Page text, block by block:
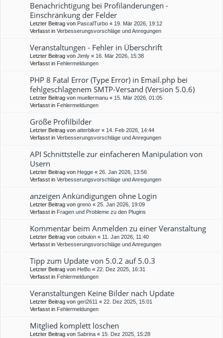
Benachrichtigung bei Profiländerungen -
Einschränkung der Felder
Letzter Beitrag von PascalTurbo « 19. Mär 2026, 19:12
Verfasst in Verbesserungsvorschläge und Anregungen
Veranstaltungen - Fehler in Überschrift
Letzter Beitrag von Jimly « 16. Mär 2026, 15:38
Verfasst in Fehlermeldungen
PHP 8 Fatal Error (Type Error) in Email.php bei
fehlgeschlagenem SMTP-Versand (Version 5.0.6)
Letzter Beitrag von muellermanu « 15. Mär 2026, 01:05
Verfasst in Fehlermeldungen
Größe Profilbilder
Letzter Beitrag von atterbiker « 14. Feb 2026, 14:44
Verfasst in Verbesserungsvorschläge und Anregungen
API Schnittstelle zur einfacheren Manipulation von
Usern
Letzter Beitrag von Hegge « 26. Jan 2026, 13:56
Verfasst in Verbesserungsvorschläge und Anregungen
anzeigen Ankündigungen ohne Login
Letzter Beitrag von greno « 25. Jan 2026, 19:09
Verfasst in Fragen und Probleme zu den Plugins
Kommentar beim Anmelden zu einer Veranstaltung
Letzter Beitrag von cebulon « 11. Jan 2026, 11:40
Verfasst in Verbesserungsvorschläge und Anregungen
Tipp zum Update von 5.0.2 auf 5.0.3
Letzter Beitrag von HeBo « 22. Dez 2025, 16:31
Verfasst in Fehlermeldungen
Veranstaltungen Keine Bilder nach Update
Letzter Beitrag von geri2611 « 22. Dez 2025, 15:01
Verfasst in Fehlermeldungen
Mitglied komplett löschen
Letzter Beitrag von Sabrina « 15. Dez 2025, 15:28